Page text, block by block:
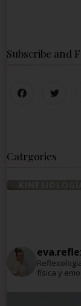
Subscribe and
Catrgories
física y